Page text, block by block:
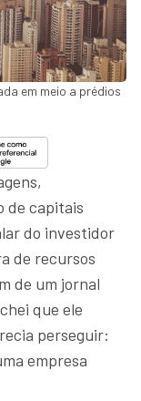
em meio a prédios
de capitais
do investidor
de recursos
de um jornal
que ele
perseguir:
empresa